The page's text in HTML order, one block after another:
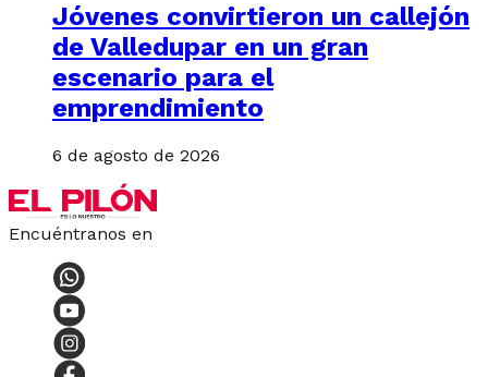
Jóvenes convirtieron un callejón
de Valledupar en un gran
escenario para el
emprendimiento
6 de agosto de 2026
Encuéntranos en